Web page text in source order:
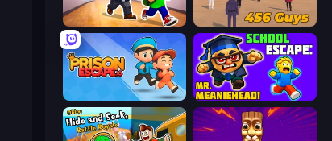
Escape School Duel 456 Guys
Prison Escape.io